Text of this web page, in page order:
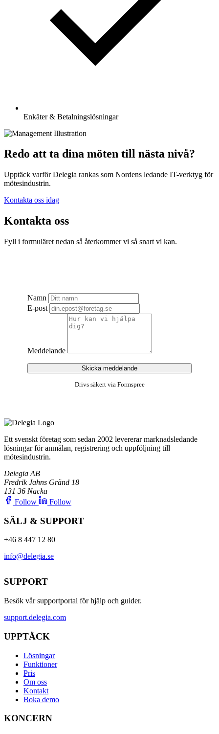
Enkäter & Betalningslösningar
Redo att ta dina möten till nästa nivå?
Upptäck varför Delegia rankas som Nordens ledande IT-verktyg för
mötesindustrin.
Kontakta oss idag
Kontakta oss
Fyll i formuläret nedan så återkommer vi så snart vi kan.
Namn
E-post
Meddelande
Skicka meddelande
Drivs säkert via Formspree
Ett svenskt företag som sedan 2002 levererar marknadsledande
lösningar för anmälan, registrering och uppföljning till
mötesindustrin.
Delegia AB
Fredrik Jahns Gränd 18
131 36 Nacka
Follow
Follow
SÄLJ & SUPPORT
+46 8 447 12 80
info@delegia.se
SUPPORT
Besök vår supportportal för hjälp och guider.
support.delegia.com
UPPTÄCK
Lösningar
Funktioner
Pris
Om oss
Kontakt
Boka demo
KONCERN